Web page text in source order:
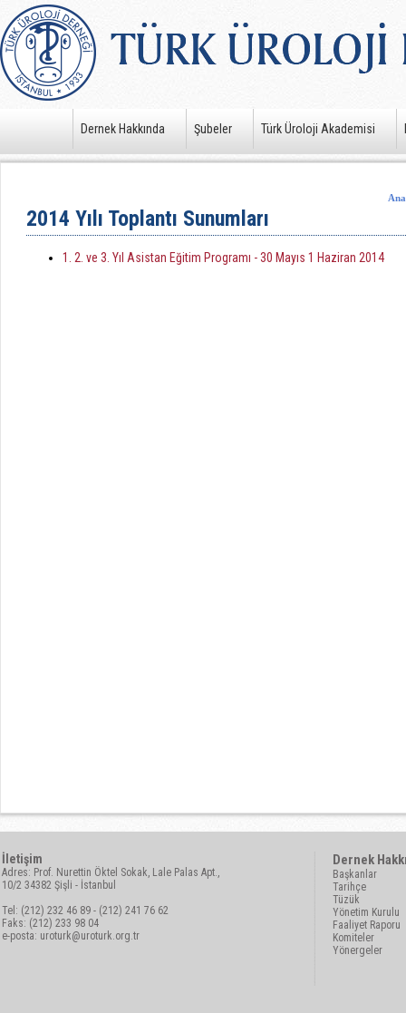
Dernek Hakkında Şubeler Türk Üroloji Akademisi
2014 Yılı Toplantı Sunumları
1. 2. ve 3. Yıl Asistan Eğitim Programı - 30 Mayıs 1 Haziran 2014
İletişim
Adres: Prof. Nurettin Öktel Sokak, Lale Palas Apt.,
10/2 34382 Şişli - İstanbul
Tel: (212) 232 46 89 - (212) 241 76 62
Faks: (212) 233 98 04
e-posta: uroturk@uroturk.org.tr
Dernek
Başkanlar
Tarihçe
Tüzük
Yönetim Kurulu
Faaliyet Raporu
Komiteler
Yönergeler